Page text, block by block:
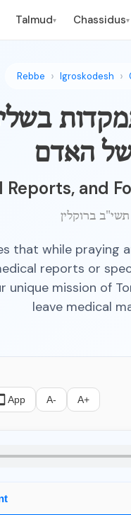
Talmud▾ Chassidus▾
Rebbe Igroskodesh
האדם
and
that while praying
reports or
unique mission of
leave medical
App A- A+